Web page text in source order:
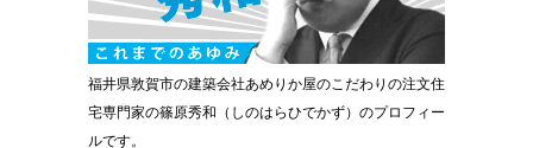
福井県敦賀市の建築会社あめりか屋のこだわりの注文住
宅専門家の篠原秀和（しのはらひでかず）のプロフィー
ルです。